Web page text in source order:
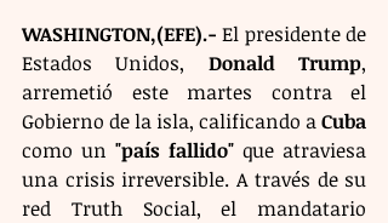
WASHINGTON,(EFE).- El presidente de
Estados Unidos, Donald Trump,
arremetió este martes contra el
Gobierno de la isla, calificando a Cuba
como un "país fallido" que atraviesa
una crisis irreversible. A través de su
red Truth Social, el mandatario